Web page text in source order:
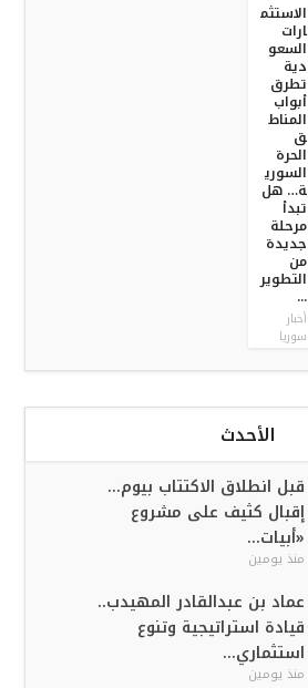
أخبار
سوريا
الاستثم
ارات
السعو
دية
تطرق
أبواب
المناط
ق
الحرة
السوري
ة… هل
تبدأ
مرحلة
جديدة
من
التطوير
...
الأحدث
قبل انطلاق الاكتتاب بيوم…
إقبال كثيف على مشروع
«أبيات...
منذ يومين
عماد بن عبدالقادر المهيدب..
قيادة استراتيجية وتنوع
استثماري...
منذ يومين